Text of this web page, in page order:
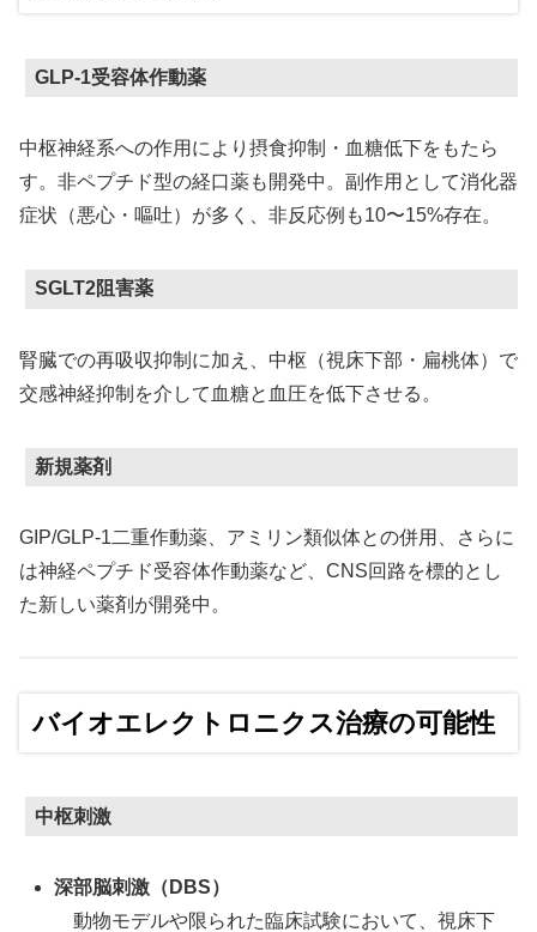
GLP-1受容体作動薬
中枢神経系への作用により摂食抑制・血糖低下をもたら
す。非ペプチド型の経口薬も開発中。副作用として消化器
症状（悪心・嘔吐）が多く、非反応例も10〜15%存在。
SGLT2阻害薬
腎臓での再吸収抑制に加え、中枢（視床下部・扁桃体）で
交感神経抑制を介して血糖と血圧を低下させる。
新規薬剤
GIP/GLP-1二重作動薬、アミリン類似体との併用、さらに
は神経ペプチド受容体作動薬など、CNS回路を標的とし
た新しい薬剤が開発中。
バイオエレクトロニクス治療の可能性
中枢刺激
深部脳刺激（DBS）
動物モデルや限られた臨床試験において、視床下